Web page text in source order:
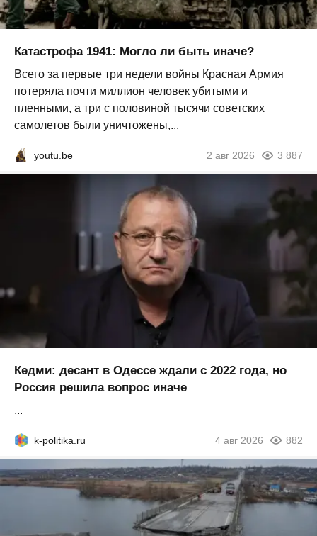
Катастрофа 1941: Могло ли быть иначе?
Всего за первые три недели войны Красная Армия
потеряла почти миллион человек убитыми и
пленными, а три с половиной тысячи советских
самолетов были уничтожены,...
youtu.be 2 авг 2026 3 887
Кедми: десант в Одессе ждали с 2022 года, но
Россия решила вопрос иначе
...
k-politika.ru 4 авг 2026 882